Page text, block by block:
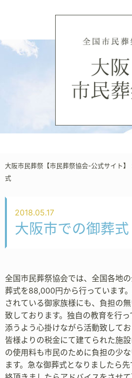
大阪市民葬祭【市民葬祭協会-公式サイト】
式
2018.05.17
大阪市での御葬式
全国市民葬祭協会では、全国各地
葬式を88,000円から行っています
されている御家族様にも、負担の
致しております。独自の教育を行
添うよう心掛けながら活動致してお
皆様よりの税金にて建てられた施
の使用料も市民のために負担の少
ます。急な御葬式となりましたら